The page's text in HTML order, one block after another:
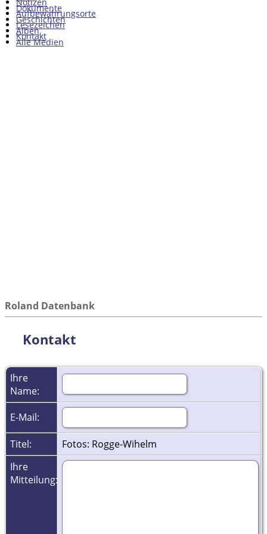
Dokumente
Geschichten
Alben
Alle Medien
Aufbewahrungsorte
Lesezeichen
Kontakt
Roland Datenbank
Kontakt
Ihre
Name:
E-Mail:
Titel:
Fotos: Rogge-Wihelm
Ihre
Mitteilung: